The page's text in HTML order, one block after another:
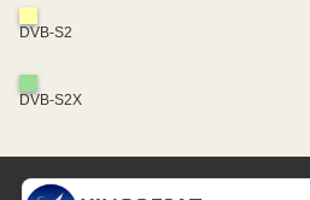
DVB-S2
DVB-S2X